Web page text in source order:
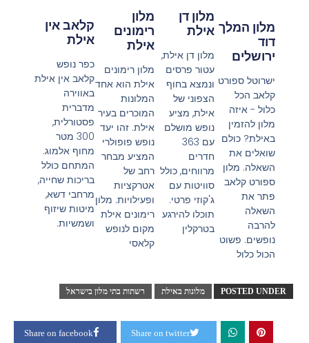
מלון המלך
דוד
ירושלים
ישרוטל ספורט
קלאב הכל
כלול - איזה
מלון להזמין
באילת? כולם
שואלים את
השאלה. מלון
ספורט קלאב
פתר את
השאלה
להרבה
נופשים. פשוט
הכול כלול
מלון דן
אילת
מלון דן אילת,
עטור פרסים
ונמצא בחוף
הצפוני של
אילת, מציע
נופש מושלם
עם 363
חדרים
מרווחים, כולל
סוויטות עם
ג'קוזי פרטי.
תוכלו להירגע
בטרקלין
מלון
רימונים
אילת
מלון רימונים
אילת הוא אחד
המלונות
המוכרים בעיר
אילת. זהו יעד
נופש פופולרי
המציע מבחר
רחב של
אטרקציות
ופעילויות. מלון
רימונים אילת
מקום לנופש
קלאסי
קלאב אין
אילת
כפר נופש
קלאב אין אילת
באווירה
מדברית
פסטורלית,
300 מטר
מחוף אלמוג.
המתחם כולל
בריכות שחייה,
מרחבי דשא,
מיטות שיזוף
ושמשיות.
POSTED UNDER מלונות באילת רשתות בתי מלון בישראל
Share on facebook Share on twitter